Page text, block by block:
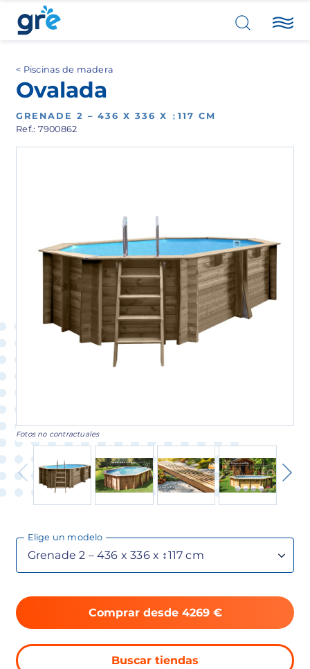
Piscinas de madera
Ovalada
GRENADE 2 – 436 X 336 X ↕117 CM
Ref.: 7900862
Fotos no contractuales
Elige un modelo
Comprar desde 4269 €
Buscar tiendas